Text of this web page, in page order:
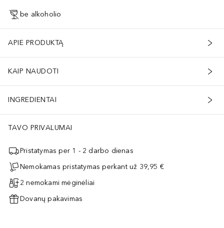
be alkoholio
APIE PRODUKTĄ
KAIP NAUDOTI
INGREDIENTAI
TAVO PRIVALUMAI
Pristatymas per 1 - 2 darbo dienas
Nemokamas pristatymas perkant už 39,95 €
2 nemokami mėginėliai
Dovanų pakavimas